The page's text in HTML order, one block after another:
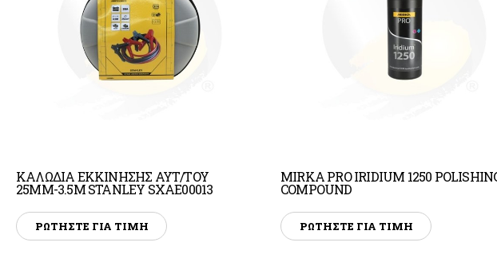
Εργαλέια Κήπου
ΚΑΛΩΔΙΑ ΕΚΚΙΝΗΣΗΣ ΑΥΤ/ΤΟΥ
25ΜΜ-3.5Μ STANLEY SXAE00013
ΡΩΤΗΣΤΕ ΓΙΑ ΤΙΜΗ
MIRKA PRO IRIDIUM 1250
COMPOUND
ΡΩΤΗΣΤΕ ΓΙΑ ΤΙΜΗ